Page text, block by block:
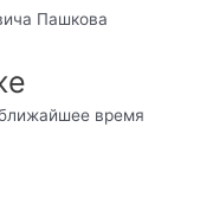
Пашкова
время